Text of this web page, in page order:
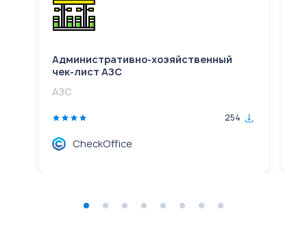
Административно-хозяйственный
чек-лист АЗС
АЗС
254
CheckOffice